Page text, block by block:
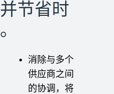
节省时
消除与多个
供应商之间
的协调，将